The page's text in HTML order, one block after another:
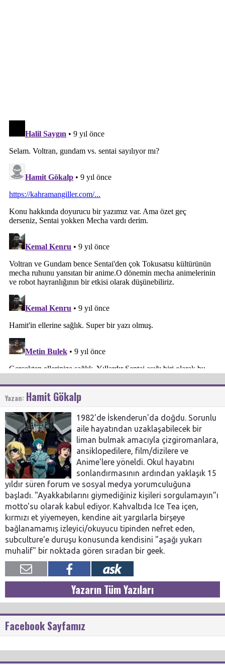
Yazan: Hamit Gökalp
1982'de İskenderun'da doğdu. Sorunlu
aile hayatından uzaklaşabilecek bir
liman bulmak amacıyla çizgiromanlara,
ansiklopedilere, film/dizilere ve
Anime'lere yöneldi. Okul hayatını
sonlandırmasının ardından yaklaşık 15
yıldır süren forum ve sosyal medya yorumculuğuna
başladı. "Ayakkabılarını giymediğiniz kişileri sorgulamayın"ı
motto'su olarak kabul ediyor. Kahvaltıda Ice Tea içen,
kırmızı et yiyemeyen, kendine ait yargılarla birşeye
bağlanamamış izleyici/okuyucu tipinden nefret eden,
subculture'e duruşu konusunda kendisini "aşağı yukarı
muhalif" bir noktada gören sıradan bir geek.
Yazarın Tüm Yazıları
Facebook Sayfamız